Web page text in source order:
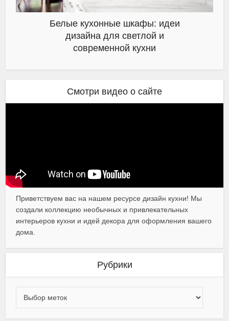
Белые кухонные шкафы: идеи
дизайна для светлой и
современной кухни
Смотри видео о сайте
Приветствуем вас на нашем ресурсе дизайн кухни! Мы
создали коллекцию необычных и привлекательных
интерьеров кухни и идей декора для оформления вашего
дома.
Рубрики